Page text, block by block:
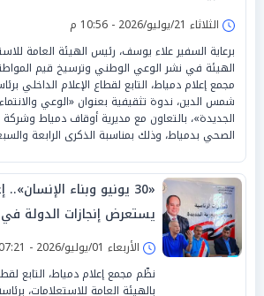
الثلاثاء 21/يوليو/2026 - 10:56 م
برعاية السفير علاء يوسف، رئيس الهيئة العامة
الهيئة في نشر الوعي الوطني وترسيخ قيم
مجمع إعلام دمياط، التابع لقطاع الإعلام الداخلي
شمس الدين، ندوة تثقيفية بعنوان «الوعي
الجديدة»، بالتعاون مع مديرية أوقاف دمياط
الصحي بدمياط، وذلك بمناسبة الذكرى الرابعة
«30 يونيو وبناء
يستعرض إنجازات الدولة
الأربعاء 01/يوليو/2026 - 07:21 م
نظّم مجمع إعلام دمياط، التابع
بالهيئة العامة للاستعلامات،